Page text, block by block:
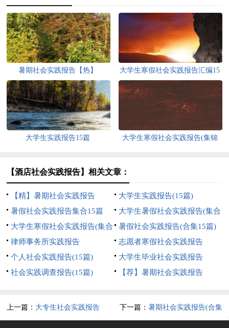
暑期社会实践报告【热】
大学生寒假社会实践报告汇编15
大学生实践报告15篇
大学生寒假社会实践报告(集锦
【酒店社会实践报告】相关文章：
【精】暑期社会实践报告
大学生实践报告(15篇)
暑假社会实践报告集合15篇
大学生暑假社会实践报告(集合
15篇)
大学生寒假社会实践报告(集合
15篇)
暑假社会实践报告(合集15篇)
律师事务所实践报告
志愿者寒假社会实践报告
个人社会实践报告(15篇)
大学生毕业社会实践报告
社会实践调查报告(15篇)
【荐】暑期社会实践报告
上一篇： 大专生社会实践报告 下一篇： 暑期社会实践报告(合集